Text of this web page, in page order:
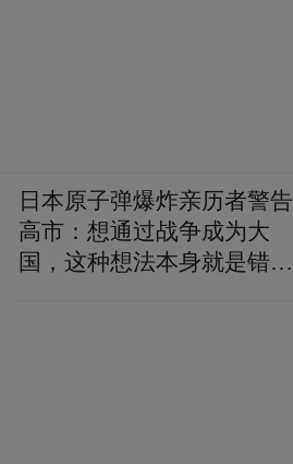
日本原子弹爆炸亲历者警告
高市：想通过战争成为大
国，这种想法本身就是错误